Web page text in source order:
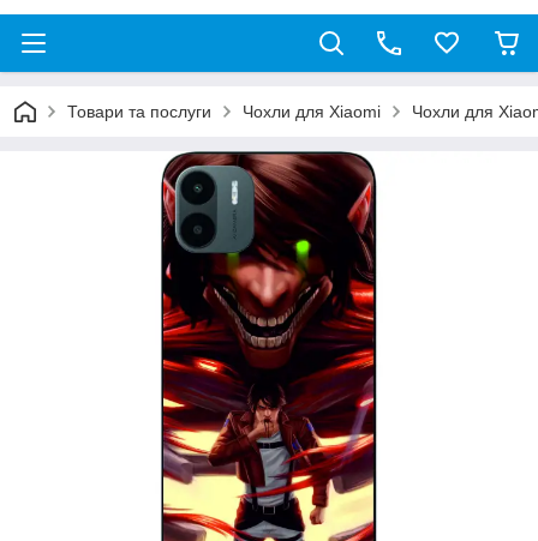
Товари та послуги Чохли для Xiaomi Чохли для